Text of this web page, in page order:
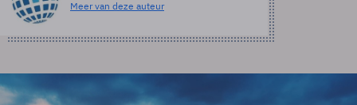
Meer van deze auteur